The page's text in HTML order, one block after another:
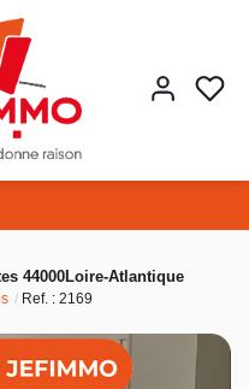
44000Loire-Atlantique
Ref. : 2169